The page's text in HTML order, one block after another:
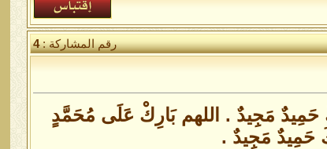
رقم المشاركة :4
مَجِيدٌ . اللهم بَارِكْ عَلَى مُحَمَّدٍ
حَمِيدٌ مَجِيدٌ .